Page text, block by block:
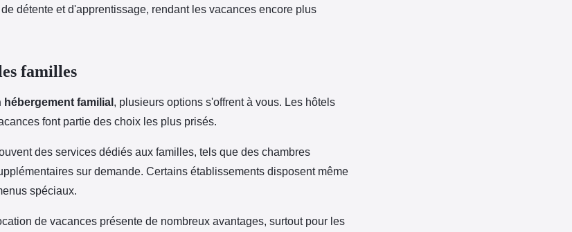
détente et d'apprentissage, rendant les vacances encore plus
familles
familial , plusieurs options s'offrent à vous. Les hôtels
font partie des choix les plus prisés.
des services dédiés aux familles, tels que des chambres
sur demande. Certains établissements disposent même
spéciaux.
de vacances présente de nombreux avantages, surtout pour les